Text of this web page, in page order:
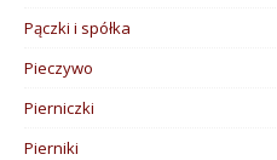
Pączki i spółka
Pieczywo
Pierniczki
Pierniki